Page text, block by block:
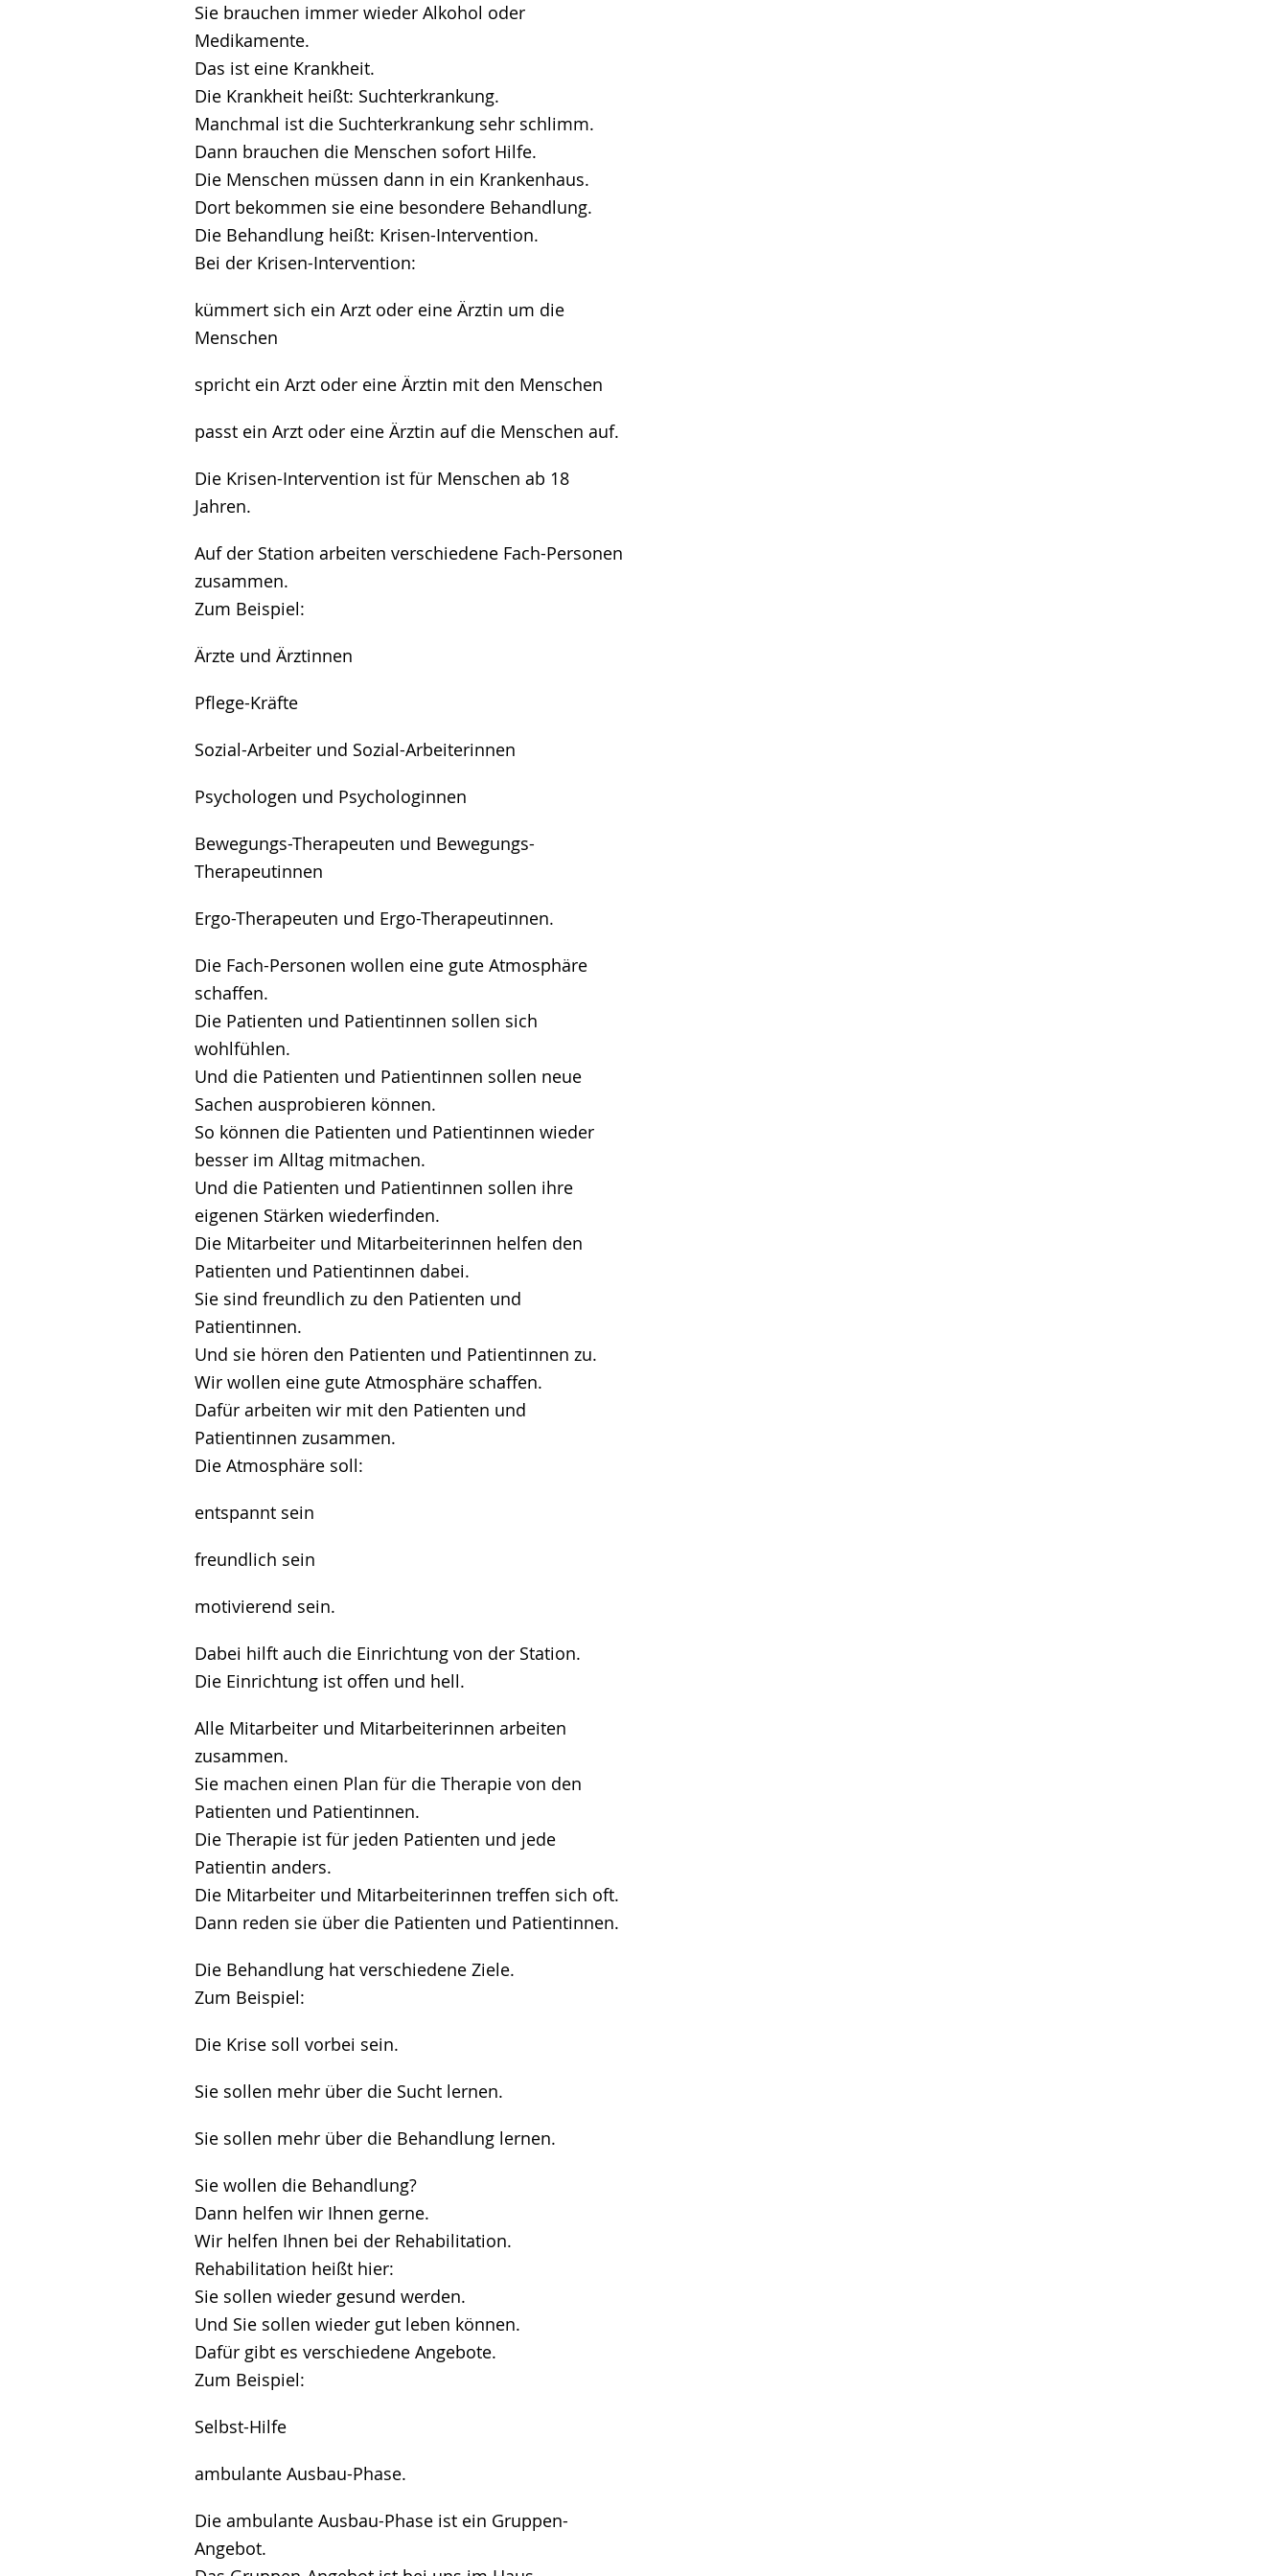
Sie brauchen immer wieder Alkohol oder
Medikamente.
Das ist eine Krankheit.
Die Krankheit heißt: Suchterkrankung.
Manchmal ist die Suchterkrankung sehr schlimm.
Dann brauchen die Menschen sofort Hilfe.
Die Menschen müssen dann in ein Krankenhaus.
Dort bekommen sie eine besondere Behandlung.
Die Behandlung heißt: Krisen-Intervention.
Bei der Krisen-Intervention:
kümmert sich ein Arzt oder eine Ärztin um die
Menschen
spricht ein Arzt oder eine Ärztin mit den Menschen
passt ein Arzt oder eine Ärztin auf die Menschen auf.
Die Krisen-Intervention ist für Menschen ab 18
Jahren.
Auf der Station arbeiten verschiedene Fach-Personen
zusammen.
Zum Beispiel:
Ärzte und Ärztinnen
Pflege-Kräfte
Sozial-Arbeiter und Sozial-Arbeiterinnen
Psychologen und Psychologinnen
Bewegungs-Therapeuten und Bewegungs-
Therapeutinnen
Ergo-Therapeuten und Ergo-Therapeutinnen.
Die Fach-Personen wollen eine gute Atmosphäre
schaffen.
Die Patienten und Patientinnen sollen sich
wohlfühlen.
Und die Patienten und Patientinnen sollen neue
Sachen ausprobieren können.
So können die Patienten und Patientinnen wieder
besser im Alltag mitmachen.
Und die Patienten und Patientinnen sollen ihre
eigenen Stärken wiederfinden.
Die Mitarbeiter und Mitarbeiterinnen helfen den
Patienten und Patientinnen dabei.
Sie sind freundlich zu den Patienten und
Patientinnen.
Und sie hören den Patienten und Patientinnen zu.
Wir wollen eine gute Atmosphäre schaffen.
Dafür arbeiten wir mit den Patienten und
Patientinnen zusammen.
Die Atmosphäre soll:
entspannt sein
freundlich sein
motivierend sein.
Dabei hilft auch die Einrichtung von der Station.
Die Einrichtung ist offen und hell.
Alle Mitarbeiter und Mitarbeiterinnen arbeiten
zusammen.
Sie machen einen Plan für die Therapie von den
Patienten und Patientinnen.
Die Therapie ist für jeden Patienten und jede
Patientin anders.
Die Mitarbeiter und Mitarbeiterinnen treffen sich oft.
Dann reden sie über die Patienten und Patientinnen.
Die Behandlung hat verschiedene Ziele.
Zum Beispiel:
Die Krise soll vorbei sein.
Sie sollen mehr über die Sucht lernen.
Sie sollen mehr über die Behandlung lernen.
Sie wollen die Behandlung?
Dann helfen wir Ihnen gerne.
Wir helfen Ihnen bei der Rehabilitation.
Rehabilitation heißt hier:
Sie sollen wieder gesund werden.
Und Sie sollen wieder gut leben können.
Dafür gibt es verschiedene Angebote.
Zum Beispiel:
Selbst-Hilfe
ambulante Ausbau-Phase.
Die ambulante Ausbau-Phase ist ein Gruppen-
Angebot.